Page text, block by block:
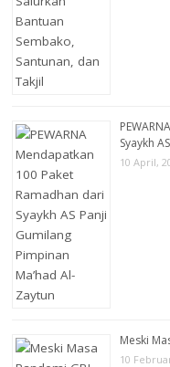
Syaykh
10 April,
Meski
10